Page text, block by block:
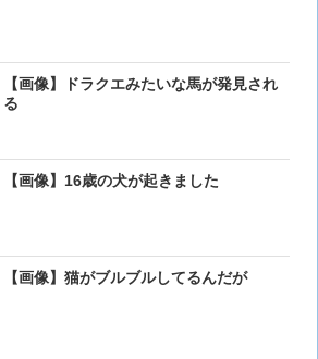
【画像】ドラクエみたいな馬が発見され
る
【画像】16歳の犬が起きました
【画像】猫がブルブルしてるんだが